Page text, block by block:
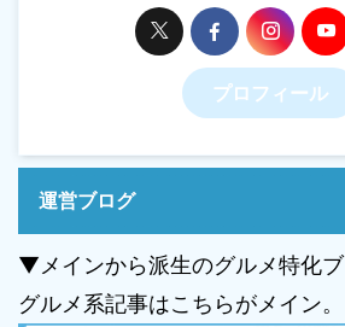
プロフィール
運営ブログ
▼メインから派生のグルメ特化ブ
グルメ系記事はこちらがメイン。